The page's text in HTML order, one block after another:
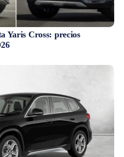
Yaris Cross: precios